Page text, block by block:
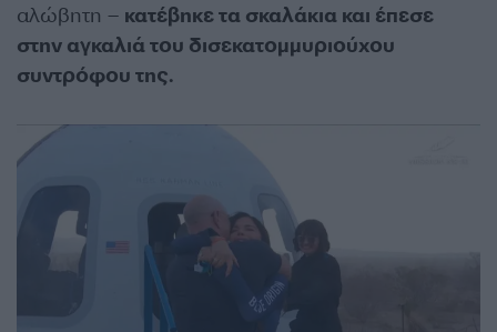
αλώβητη – κατέβηκε τα σκαλάκια και έπεσε
στην αγκαλιά του δισεκατομμυριούχου
συντρόφου της.